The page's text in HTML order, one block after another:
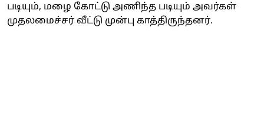
படியும், மழை கோட்டு அணிந்த படியும் அவர்கள்
முதலமைச்சர் வீட்டு முன்பு காத்திருந்தனர்.